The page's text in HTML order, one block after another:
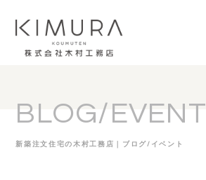
BLOG/EVENT
新築注文住宅の木村工務店｜ブログ/イベント